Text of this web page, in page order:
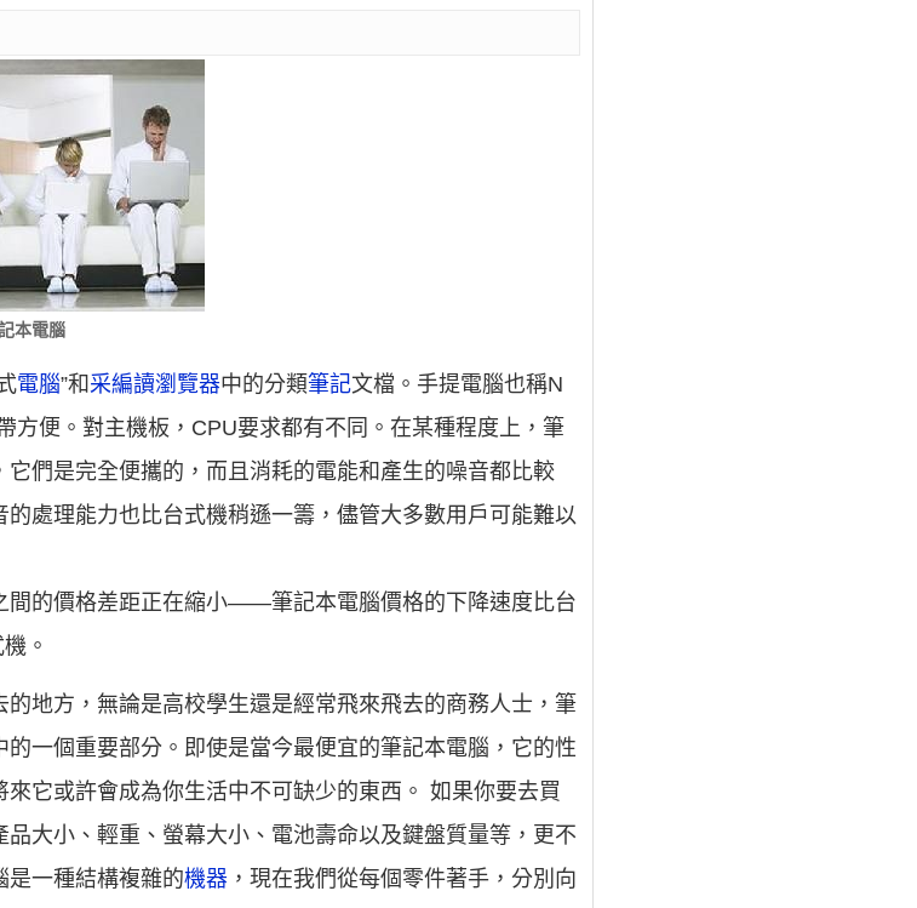
本電腦
電腦”和采編讀瀏覽器中的分類筆記文檔。手提電腦也稱N
方便。對主機板，CPU要求都有不同。在某種程度上，筆
們是完全便攜的，而且消耗的電能和產生的噪音都比較
處理能力也比台式機稍遜一籌，儘管大多數用戶可能難以
間的價格差距正在縮小——筆記本電腦價格的下降速度比台
。
的地方，無論是高校學生還是經常飛來飛去的商務人士，筆
一個重要部分。即使是當今最便宜的筆記本電腦，它的性
它或許會成為你生活中不可缺少的東西。 如果你要去買
大小、輕重、螢幕大小、電池壽命以及鍵盤質量等，更不
是一種結構複雜的機器 ，現在我們從每個零件著手，分別向